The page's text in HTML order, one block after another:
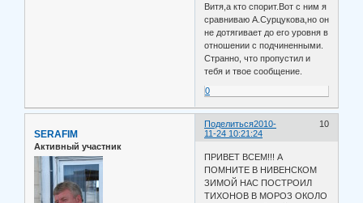
Витя,а кто спорит.Вот с ним я
сравниваю А.Сурцукова,но он
не дотягивает до его уровня в
отношении с подчиненными.
Странно, что пропустил и
тебя и твое сообщение.
0
Поделиться 10
2010-
11-24 10:21:24
SERAFIM
Активный участник
ПРИВЕТ ВСЕМ!!! А
ПОМНИТЕ В НИВЕНСКОМ
ЗИМОЙ НАС ПОСТРОИЛ
ТИХОНОВ В МОРОЗ ОКОЛО